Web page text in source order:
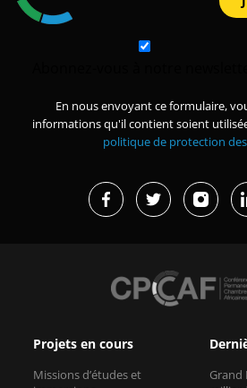
En nous envoyant ce formulaire,
informations qu'il contient soient
politique de protection
Projets en cours
Missions d’études et
Grand